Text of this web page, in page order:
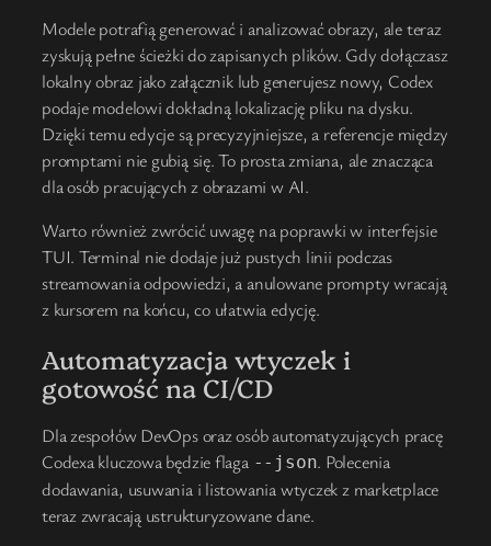
Modele potrafią generować i analizować obrazy, ale teraz
zyskują pełne ścieżki do zapisanych plików. Gdy dołączasz
lokalny obraz jako załącznik lub generujesz nowy, Codex
podaje modelowi dokładną lokalizację pliku na dysku.
Dzięki temu edycje są precyzyjniejsze, a referencje między
promptami nie gubią się. To prosta zmiana, ale znacząca
dla osób pracujących z obrazami w AI.
Warto również zwrócić uwagę na poprawki w interfejsie
TUI. Terminal nie dodaje już pustych linii podczas
streamowania odpowiedzi, a anulowane prompty wracają
z kursorem na końcu, co ułatwia edycję.
Automatyzacja wtyczek i
gotowość na CI/CD
Dla zespołów DevOps oraz osób automatyzujących pracę
Codexa kluczowa będzie flaga --json. Polecenia
dodawania, usuwania i listowania wtyczek z marketplace
teraz zwracają ustrukturyzowane dane.